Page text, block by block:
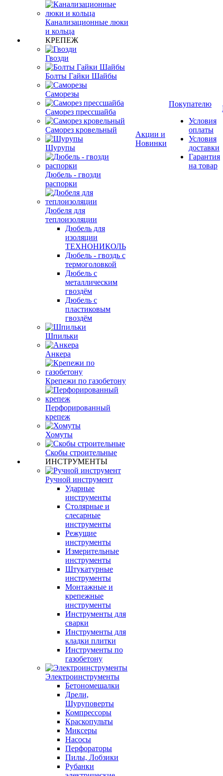
Канализационные люки
и кольца
КРЕПЕЖ
Гвозди
Болты Гайки Шайбы
Саморезы
Саморез прессшайба
Саморез кровельный
Шурупы
Дюбель - гвозди
распорки
Дюбеля для
теплоизоляции
Дюбель для
изоляции
ТЕХНОНИКОЛЬ
Дюбель - гвоздь с
термоголовкой
Дюбель с
металлическим
гвоздём
Дюбель с
пластиковым
гвоздём
Шпильки
Анкера
Крепежи по газобетону
Перфорированный
крепеж
Хомуты
Скобы строительные
ИНСТРУМЕНТЫ
Ручной инструмент
Ударные
инструменты
Столярные и
слесарные
инструменты
Режущие
инструменты
Измерительные
инструменты
Штукатурные
инструменты
Монтажные и
крепежные
инструменты
Инструменты для
сварки
Инструменты для
кладки плитки
Инструменты по
газобетону
Электроинструменты
Бетономешалки
Дрели,
Шуруповерты
Компрессоры
Краскопульты
Миксеры
Насосы
Перфораторы
Пилы, Лобзики
Рубанки
Акции и
Новинки
Покупателю
Условия
оплаты
Условия
доставки
Гарантия
на товар